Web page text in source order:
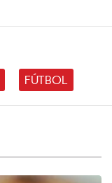
FÚTBOL